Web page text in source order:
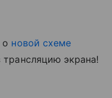
о новой схеме
трансляцию экрана!